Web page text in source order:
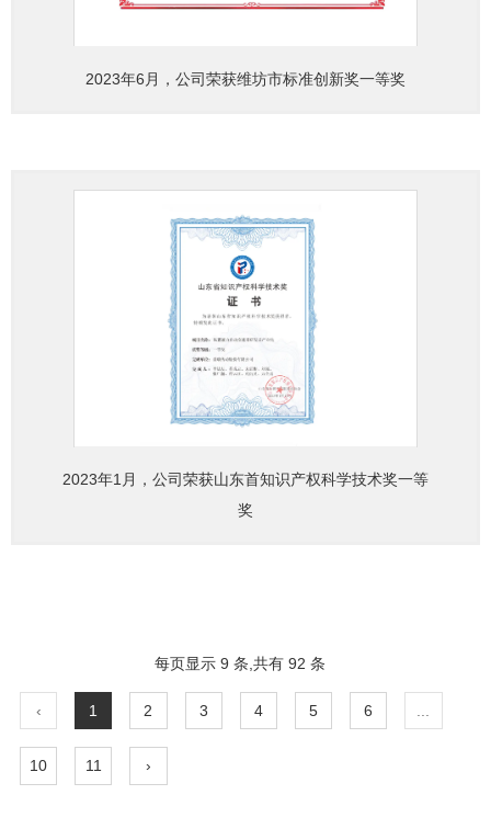
2023年6月，公司荣获维坊市标准创新奖一等奖
2023年1月，公司荣获山东首知识产权科学技术奖一等
奖
每页显示 9 条,共有 92 条
‹ 1 2 3 4 5 6
10 11 ›